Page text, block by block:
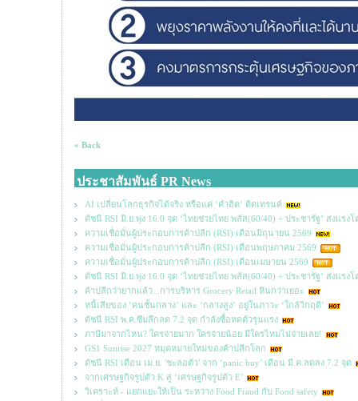
« Back
ประชาสัมพันธ์ PR News
AI เปลี่ยนโลกธุรกิจได้จริง หรือแค่ ‘คำฮิต’ ติดเทรนด์
ดัชนี RSI มิ.ย.พุ่ง 16.0 จุด ‘ไทยช่วยไทย พลัส(60/40) + ประชารัฐ’ ส่งแร
ความเชื่อมั่นผู้ประกอบการค้าปลีก (RSI) เดือนมิถุนายน 2569
ความเชื่อมั่นผู้ประกอบการค้าปลีก (RSI) เดือนพฤษภาคม 2569
ความเชื่อมั่นผู้ประกอบการค้าปลีก (RSI) เดือนเมษายน 2569
ดัชนี RSI มิ.ย.พุ่ง 16.0 จุด ‘ไทยช่วยไทย พลัส(60/40) + ประชารัฐ’ ส่งแร
ค้าปลีกว่ายากแล้ว...การบริหาร Grocery Retail หินกว่าเยอะ
หนี้เสียของ ‘คนชั้นกลาง’ และ ‘กลางสูง’ อยู่ในภาวะ ‘ใกล้วิกฤติ’
ดัชนี RSI พ.ค.ซึมลึกลด 7.2 จุด กำลังซื้อหดตัวรุนแรง
ภาษีมาจากไหน? ใครจ่ายมาก ใครจ่ายน้อย มีใครไหมไม่จ่ายเลย!
GS1 Sunrise 2027 หมุดหมายใหม่ของค้าปลีกโลก
ดัชนี RSI เดือน เม.ย. 'ชะลอตัว' จาก ‘panic buy’ เดือน มี.ค.ลดลง 7.2 จุด
จากเศรษฐกิจรูปตัว K สู่ ‘เศรษฐกิจรูปตัว E’
วิเคราะห์ - แยกแยะให้เป็น ระหว่าง Food Fraud กับ Food safety